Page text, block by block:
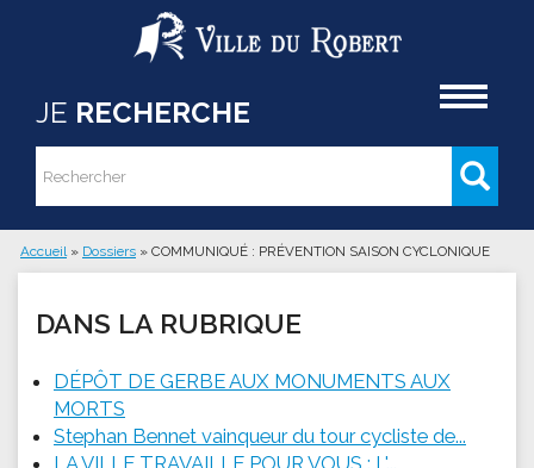
Aller au contenu principal
JE RECHERCHE
Formulaire de recherche
Rechercher
Vous êtes ici
Accueil » Dossiers » COMMUNIQUÉ : PRÉVENTION SAISON CYCLONIQUE
DANS LA RUBRIQUE
DÉPÔT DE GERBE AUX MONUMENTS AUX
MORTS
Stephan Bennet vainqueur du tour cycliste de...
LA VILLE TRAVAILLE POUR VOUS : L'...